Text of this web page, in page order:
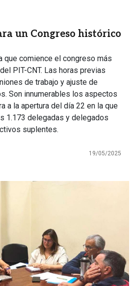
un Congreso histórico
que comience el congreso más
PIT-CNT. Las horas previas
de trabajo y ajuste de
Son innumerables los aspectos
a la apertura del día 22 en la que
1.173 delegadas y delegados
suplentes.
19/05/2025